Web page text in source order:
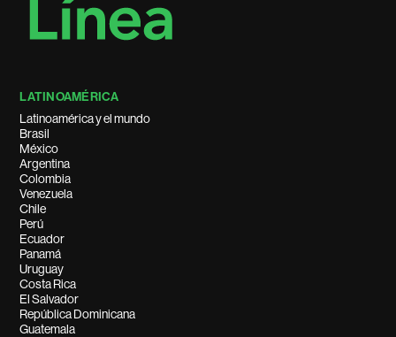
LATINOAMÉRICA
Latinoamérica y el mundo
Brasil
México
Argentina
Colombia
Venezuela
Chile
Perú
Ecuador
Panamá
Uruguay
Costa Rica
El Salvador
República Dominicana
Guatemala